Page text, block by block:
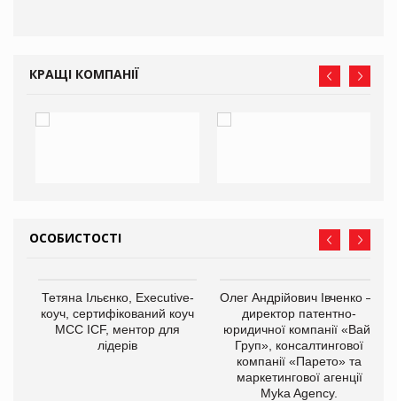
КРАЩІ КОМПАНІЇ
ОСОБИСТОСТІ
Тетяна Ільєнко, Executive-
коуч, сертифікований коуч
МСС ICF, ментор для
лідерів
Олег Андрійович Івченко —
директор патентно-
юридичної компанії «Вайз
Груп», консалтингової
компанії «Парето» та
маркетингової агенції
Myka Agency.